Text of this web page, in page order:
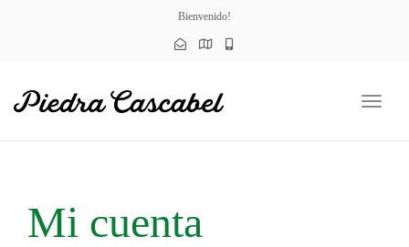
Bienvenido!
Mi cuenta